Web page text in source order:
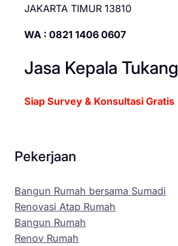
JAKARTA TIMUR 13810
WA : 0821 1406 0607
Jasa Kepala Tukang
Siap Survey & Konsultasi Gratis
Pekerjaan
Bangun Rumah bersama Sumadi
Renovasi Atap Rumah
Bangun Rumah
Renov Rumah